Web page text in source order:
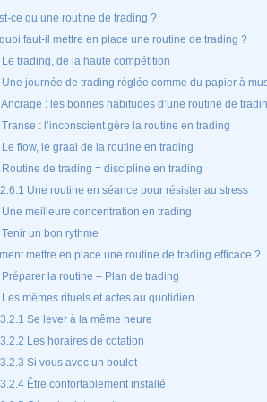
ce qu’une routine de trading ?
faut-il mettre en place une routine de trading ?
Le trading, de la haute compétition
Une journée de trading réglée comme du papier à
Ancrage : les bonnes habitudes d’une routine de
: l’inconscient gère la routine en trading
Le flow, le graal de la routine en trading
Routine de trading = discipline en trading
2.6.1 Une routine en séance pour résister au stress
Une meilleure concentration en trading
Tenir un bon rythme
mettre en place une routine de trading efficace ?
Préparer la routine – Plan de trading
Les mêmes rituels et actes au quotidien
3.2.1 Se lever à la même heure
3.2.2 Les horaires de cotation
3.2.3 Si vous avec un boulot
3.2.4 Être confortablement installé